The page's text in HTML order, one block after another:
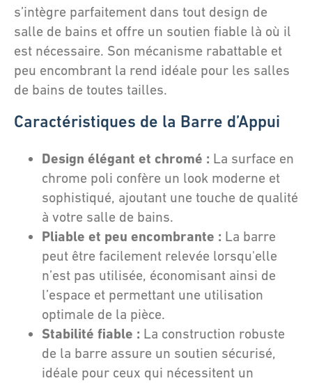
s’intègre parfaitement dans tout design de
salle de bains et offre un soutien fiable là où il
est nécessaire. Son mécanisme rabattable et
peu encombrant la rend idéale pour les salles
de bains de toutes tailles.
Caractéristiques de la Barre d’Appui
Design élégant et chromé : La surface en
chrome poli confère un look moderne et
sophistiqué, ajoutant une touche de qualité
à votre salle de bains.
Pliable et peu encombrante : La barre
peut être facilement relevée lorsqu'elle
n’est pas utilisée, économisant ainsi de
l’espace et permettant une utilisation
optimale de la pièce.
Stabilité fiable : La construction robuste
de la barre assure un soutien sécurisé,
idéale pour ceux qui nécessitent un